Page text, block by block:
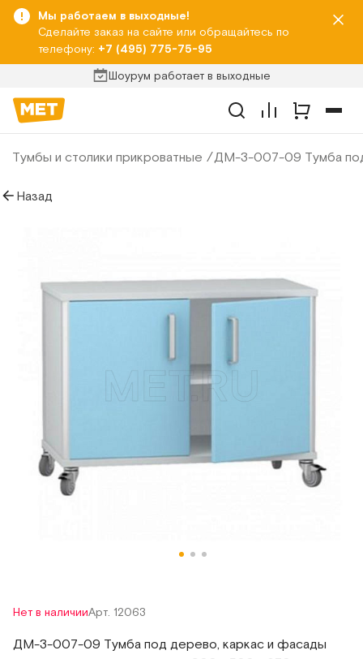
Мы работаем в выходные!
Сделайте заказ на сайте или обращайтесь по
телефону: +7 (495) 775-75-95
Шоурум работает в выходные
Тумбы и столики прикроватные ДМ-3-007-09 Тумба под
Назад
Нет в наличииАрт. 12063
ДМ-3-007-09 Тумба под дерево, каркас и фасады